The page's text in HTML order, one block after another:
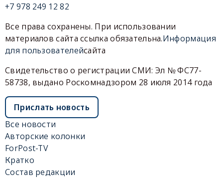
+7 978 249 12 82
Все права сохранены. При использовании
материалов сайта ссылка обязательна.Информация
для пользователейсайта
Свидетельство о регистрации СМИ: Эл № ФС77-
58738, выдано Роскомнадзором 28 июля 2014 года
Прислать новость
Все новости
Авторские колонки
ForPost-TV
Кратко
Состав редакции